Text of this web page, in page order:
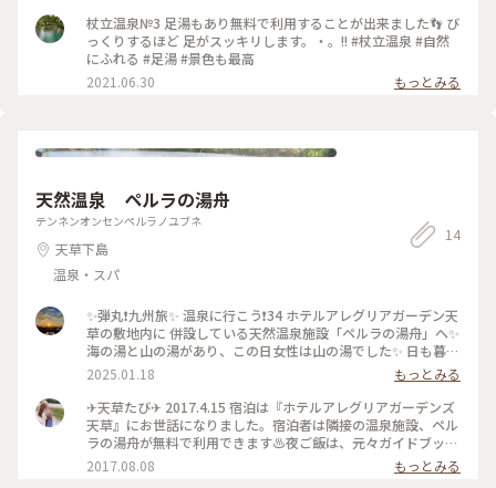
杖立温泉№3 足湯もあり無料で利用することが出来ました👣 び
っくりするほど 足がスッキリします。・。!! #杖立温泉 #自然
にふれる #足湯 #景色も最高
2021.06.30
もっとみる
天然温泉 ペルラの湯舟
テンネンオンセンペルラノユブネ
天草下島
温泉・スパ
14
✨弾丸❗九州旅✨ 温泉に行こう❗34 ホテルアレグリアガーデン天
草の敷地内に 併設している天然温泉施設「ペルラの湯舟」へ✨
海の湯と山の湯があり、この日女性は山の湯でした✨️ 日も暮れ
ていたので、景色はあまり見えませんでしたが、 階段を降り
ると森に囲まれた落ち着いた雰囲気✨ ４つある陶磁器風呂は誰
もいなく、 ゆっくりと入れました♨️💗 お湯はアルカリ性単純
温泉で、ぬめりのある湯です♨️✨ 昼間、晴れた日に海の湯にも
入ってみたいですね☺️✨ (1.2.3.4枚目はHPから引用しています)
#弾丸九州旅 #ご利益めぐり #ぽかぽか #天然温泉ペルラの湯舟
#海の湯 #山の湯 #温泉に行こう #ぷりんの放浪記 #熊本県の魅
2025.01.18
もっとみる
✈天草たび✈ 2017.4.15 宿泊は『ホテルアレグリアガーデンズ
天草』にお世話になりました。宿泊者は隣接の温泉施設、ペル
ラの湯舟が無料で利用できます♨夜ご飯は、元々ガイドブック
で見て気になっていた、ここの❛ペルラちゃんぽん❜をいただき
ました👏エビにホタテに、具沢山で食べごたえ抜群です✨ 今回
2017.08.08 もっとみる